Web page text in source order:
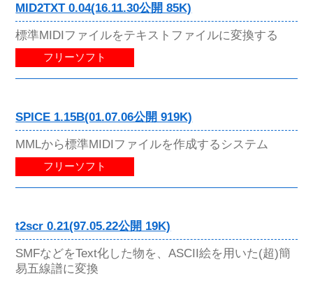
MID2TXT 0.04(16.11.30公開 85K)
標準MIDIファイルをテキストファイルに変換する
フリーソフト
SPICE 1.15B(01.07.06公開 919K)
MMLから標準MIDIファイルを作成するシステム
フリーソフト
t2scr 0.21(97.05.22公開 19K)
SMFなどをText化した物を、ASCII絵を用いた(超)簡
易五線譜に変換